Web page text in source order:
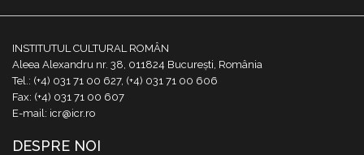
INSTITUTUL CULTURAL ROMÂN
Aleea Alexandru nr. 38, 011824 București, România
Tel.: (+4) 031 71 00 627, (+4) 031 71 00 606
Fax: (+4) 031 71 00 607
E-mail: icr@icr.ro
DESPRE NOI